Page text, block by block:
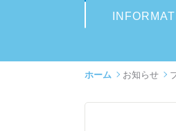
ホーム お知らせ